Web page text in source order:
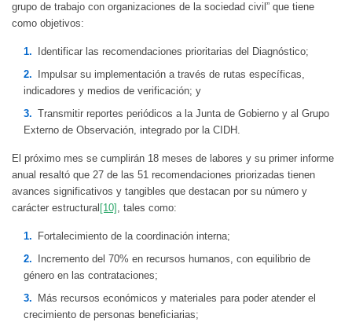
grupo de trabajo con organizaciones de la sociedad civil” que tiene
como objetivos:
Identificar las recomendaciones prioritarias del Diagnóstico;
Impulsar su implementación a través de rutas específicas,
indicadores y medios de verificación; y
Transmitir reportes periódicos a la Junta de Gobierno y al Grupo
Externo de Observación, integrado por la CIDH.
El próximo mes se cumplirán 18 meses de labores y su primer informe
anual resaltó que 27 de las 51 recomendaciones priorizadas tienen
avances significativos y tangibles que destacan por su número y
carácter estructural [10] , tales como:
Fortalecimiento de la coordinación interna;
Incremento del 70% en recursos humanos, con equilibrio de
género en las contrataciones;
Más recursos económicos y materiales para poder atender el
crecimiento de personas beneficiarias;